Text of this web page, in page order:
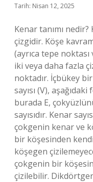
Tarih: Nisan 12, 2025
Kenar tanımı
çizgidir. Köşe
(ayrıca tepe
iki veya daha fazla
noktadır. İçbükey
sayısı (V),
burada E,
sayısıdır. Kenar
çokgenin kenar ve
bir köşesinden
köşegen
çokgenin bir
çizilebilir.